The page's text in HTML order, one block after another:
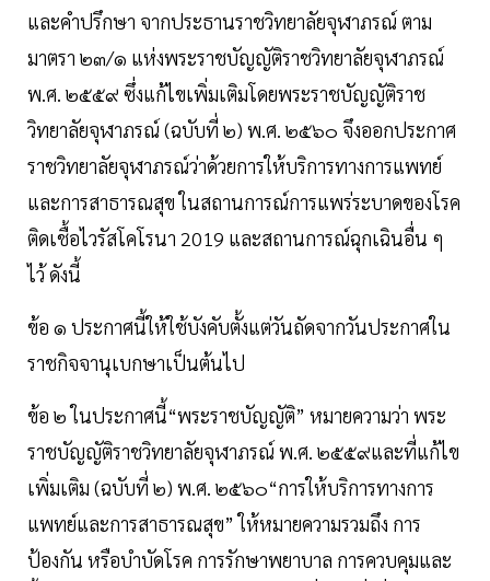
และคําปรึกษา จากประธานราชวิทยาลัยจุฬาภรณ์ ตาม
มาตรา ๒๓/๑ แห่งพระราชบัญญัติราชวิทยาลัยจุฬาภรณ์
พ.ศ. ๒๕๕๙ ซึ่งแก้ไขเพิ่มเติมโดยพระราชบัญญัติราช
วิทยาลัยจุฬาภรณ์ (ฉบับที่ ๒) พ.ศ. ๒๕๖๐ จึงออกประกาศ
ราชวิทยาลัยจุฬาภรณ์ว่าด้วยการให้บริการทางการแพทย์
และการสาธารณสุข ในสถานการณ์การแพร่ระบาดของโรค
ติดเชื้อไวรัสโคโรนา 2019 และสถานการณ์ฉุกเฉินอื่น ๆ
ไว้ ดังนี้
ข้อ ๑ ประกาศนี้ให้ใช้บังคับตั้งแต่วันถัดจากวันประกาศใน
ราชกิจจานุเบกษาเป็นต้นไป
ข้อ ๒ ในประกาศนี้“พระราชบัญญัติ” หมายความว่า พระ
ราชบัญญัติราชวิทยาลัยจุฬาภรณ์ พ.ศ. ๒๕๕๙และที่แก้ไข
เพิ่มเติม (ฉบับที่ ๒) พ.ศ. ๒๕๖๐“การให้บริการทางการ
แพทย์และการสาธารณสุข” ให้หมายความรวมถึง การ
ป้องกัน หรือบําบัดโรค การรักษาพยาบาล การควบคุมและ